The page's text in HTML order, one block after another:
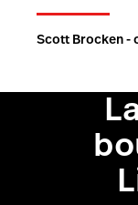
Scott Brocken -